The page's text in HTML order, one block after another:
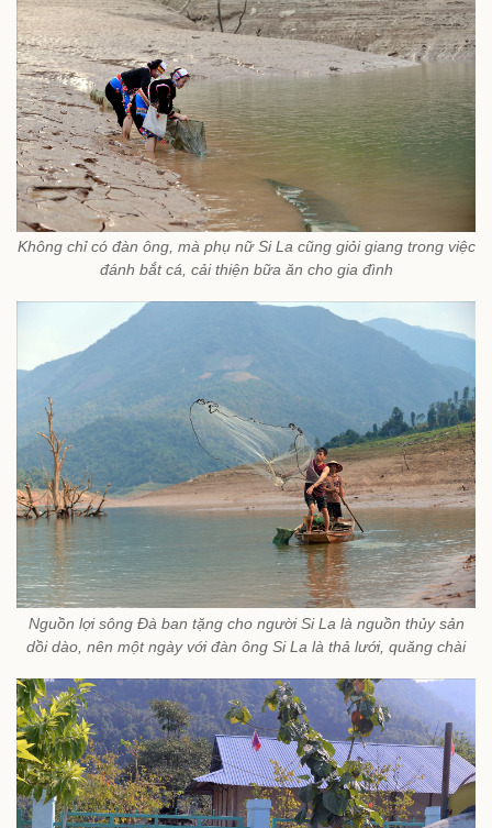
Không chỉ có đàn ông, mà phụ nữ Si La cũng giỏi giang trong việc
đánh bắt cá, cải thiện bữa ăn cho gia đình
Nguồn lợi sông Đà ban tặng cho người Si La là nguồn thủy sản
dồi dào, nên một ngày với đàn ông Si La là thả lưới, quăng chài